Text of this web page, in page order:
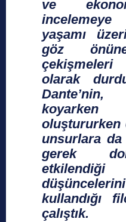
ve
incelemeye
yaşamı
göz
çekişmeleri
olarak
oluştururken
unsurlara da
gerek
kullandığı
çalıştık.